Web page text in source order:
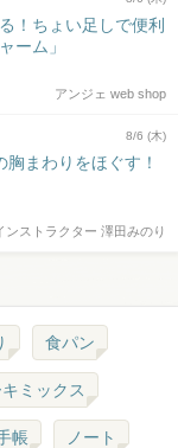
！ちょい足しで便利
ーム」
アンジェ web shop
8/6 (木)
胸まわりをほぐす！
ンストラクター 澤田みのり
食パン
ミックス
帳 ノート